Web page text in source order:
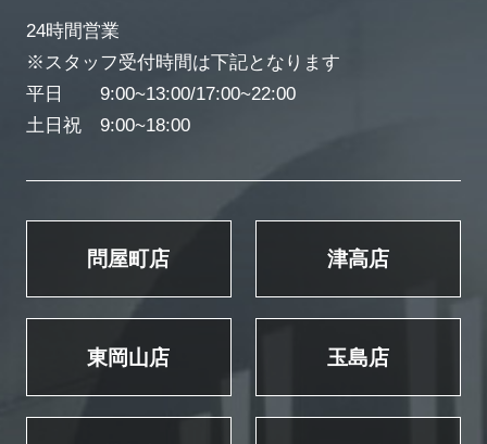
24時間営業
※スタッフ受付時間は下記となります
平日 9:00~13:00/17:00~22:00
土日祝 9:00~18:00
問屋町店 津高店
東岡山店 玉島店